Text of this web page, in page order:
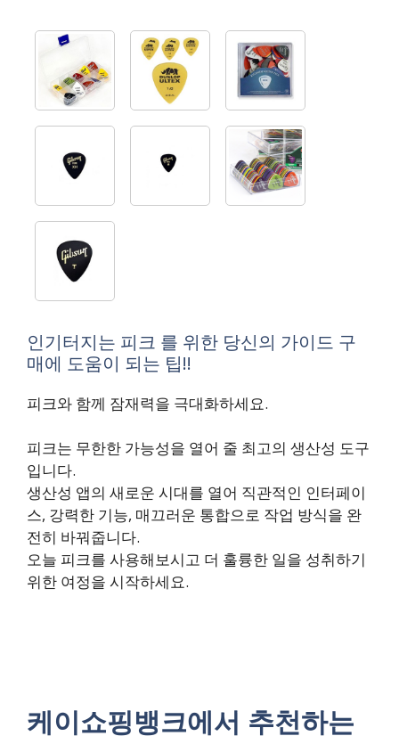
인기터지는 피크 를 위한 당신의 가이드 구
매에 도움이 되는 팁!!
피크와 함께 잠재력을 극대화하세요.
피크는 무한한 가능성을 열어 줄 최고의 생산성 도구
입니다.
생산성 앱의 새로운 시대를 열어 직관적인 인터페이
스, 강력한 기능, 매끄러운 통합으로 작업 방식을 완
전히 바꿔줍니다.
오늘 피크를 사용해보시고 더 훌륭한 일을 성취하기
위한 여정을 시작하세요.
케이쇼핑뱅크에서 추천하는